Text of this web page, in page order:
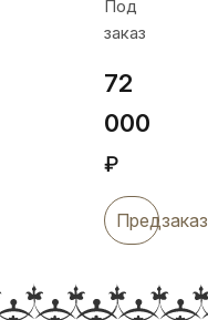
70
мл,
Под
заказ
72
000
₽
Предзаказ